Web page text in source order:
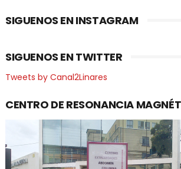
SIGUENOS EN INSTAGRAM
SIGUENOS EN TWITTER
Tweets by Canal2Linares
CENTRO DE RESONANCIA